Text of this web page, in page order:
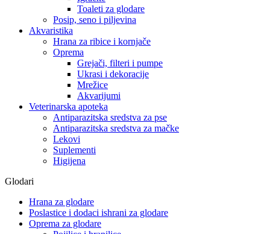
Toaleti za glodare
Posip, seno i piljevina
Akvaristika
Hrana za ribice i kornjače
Oprema
Grejači, filteri i pumpe
Ukrasi i dekoracije
Mrežice
Akvarijumi
Veterinarska apoteka
Antiparazitska sredstva za pse
Antiparazitska sredstva za mačke
Lekovi
Suplementi
Higijena
Glodari
Hrana za glodare
Poslastice i dodaci ishrani za glodare
Oprema za glodare